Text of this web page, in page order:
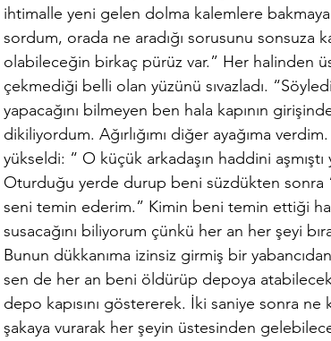
ihtimalle yeni gelen dolma kalemlere bakmaya
sordum, orada ne aradığı sorusunu sonsuza
olabileceğin birkaç pürüz var.” Her halinden
çekmediği belli olan yüzünü sıvazladı.
yapacağını bilmeyen ben hala kapının
dikiliyordum. Ağırlığımı diğer ayağıma
yükseldi: “ O küçük arkadaşın haddini
Oturduğu yerde durup beni süzdükten sonra
seni temin ederim.” Kimin beni temin ettiği
susacağını biliyorum çünkü her an her şeyi
Bunun dükkanıma izinsiz girmiş bir
sen de her an beni öldürüp depoya
depo kapısını göstererek. İki saniye sonra
şakaya vurarak her şeyin üstesinden